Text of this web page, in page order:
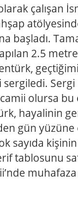
çalışan
başladı.
2.5
Sergi
olursa
hayalinin
gün yüzüne
sayıda
tablosunu